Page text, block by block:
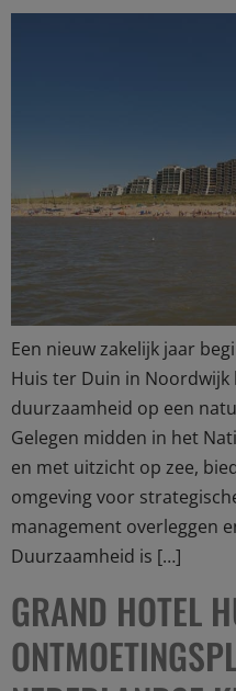
Een nieuw zakelijk jaar
Huis ter Duin in Noordwijk
duurzaamheid op een
Gelegen midden in het
en met uitzicht op zee,
omgeving voor
management overleggen
Duurzaamheid is […]
GRAND HOTEL